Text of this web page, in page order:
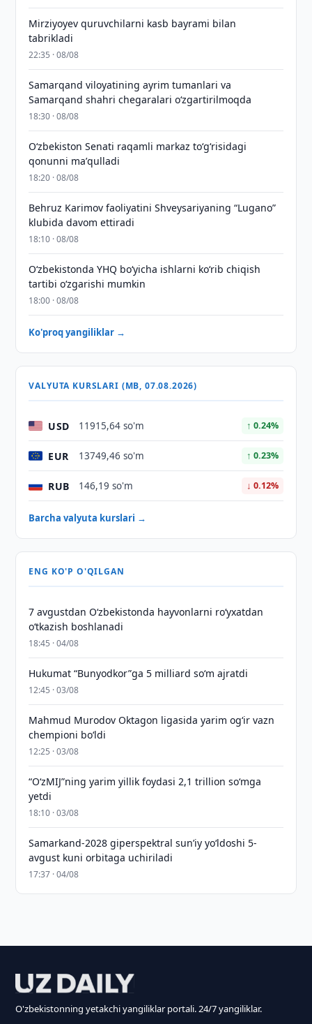
Mirziyoyev quruvchilarni kasb bayrami bilan
tabrikladi
22:35 · 08/08
Samarqand viloyatining ayrim tumanlari va
Samarqand shahri chegaralari oʻzgartirilmoqda
18:30 · 08/08
Oʻzbekiston Senati raqamli markaz toʻgʻrisidagi
qonunni maʼqulladi
18:20 · 08/08
Behruz Karimov faoliyatini Shveysariyaning “Lugano”
klubida davom ettiradi
18:10 · 08/08
O‘zbekistonda YHQ bo‘yicha ishlarni ko‘rib chiqish
tartibi o‘zgarishi mumkin
18:00 · 08/08
Ko'proq yangiliklar →
VALYUTA KURSLARI (MB, 07.08.2026)
USD 11915,64 so'm ↑ 0.24%
EUR 13749,46 so'm ↑ 0.23%
RUB 146,19 so'm ↓ 0.12%
Barcha valyuta kurslari →
ENG KO'P O'QILGAN
7 avgustdan O‘zbekistonda hayvonlarni ro‘yxatdan
o‘tkazish boshlanadi
18:45 · 04/08
Hukumat “Bunyodkor”ga 5 milliard so‘m ajratdi
12:45 · 03/08
Mahmud Murodov Oktagon ligasida yarim og‘ir vazn
chempioni bo‘ldi
12:25 · 03/08
“O‘zMIJ”ning yarim yillik foydasi 2,1 trillion so‘mga
yetdi
18:10 · 03/08
Samarkand-2028 giperspektral sun’iy yo‘ldoshi 5-
avgust kuni orbitaga uchiriladi
17:37 · 04/08
O'zbekistonning yetakchi yangiliklar portali. 24/7 yangiliklar.